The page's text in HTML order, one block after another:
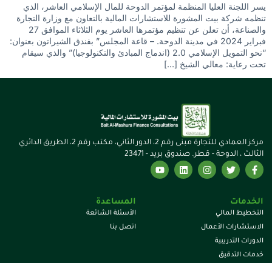
يسر اللجنة العليا المنظمة لمؤتمر الدوحة للمال الإسلامي العاشر، الذي
تنظمه شركة بيت المشورة للاستشارات المالية بالتعاون مع وزارة التجارة
والصناعة، أن تعلن عن تنظيم مؤتمرها العاشر يوم الثلاثاء الموافق 27
فبراير 2024 في مدينة الدوحة. – قاعة المجلس” بفندق الشيراتون بعنوان:
“نحو التمويل الإسلامي 2.0 (اندماج المبادئ والتكنولوجيا)” والذي سيقام
تحت رعاية: معالي الشيخ […]
مركز العمادي للتجارة مبنى رقم 2، الدور الثاني، مكتب رقم 2، الطريق الدائري
الثالث ، الدوحة - قطر. صندوق بريد - 23471
الخدمات
التخطيط المالي
الاستشارات الأعمال
الدورات التدريبية
خدمات التدقيق
المساعدة
الأسئلة الشائعة
اتصل بنا